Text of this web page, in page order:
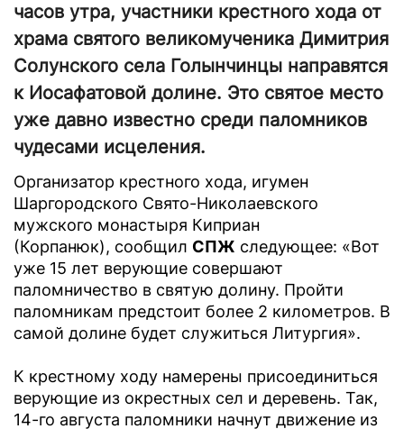
часов утра, участники крестного хода от
храма святого великомученика Димитрия
Солунского села Голынчинцы направятся
к Иосафатовой долине. Это святое место
уже давно известно среди паломников
чудесами исцеления.
Организатор крестного хода, игумен
Шаргородского Свято-Николаевского
мужского монастыря Киприан
(Корпанюк), сообщил СПЖ следующее: «Вот
уже 15 лет верующие совершают
паломничество в святую долину. Пройти
паломникам предстоит более 2 километров. В
самой долине будет служиться Литургия».
К крестному ходу намерены присоединиться
верующие из окрестных сел и деревень. Так,
14-го августа паломники начнут движение из